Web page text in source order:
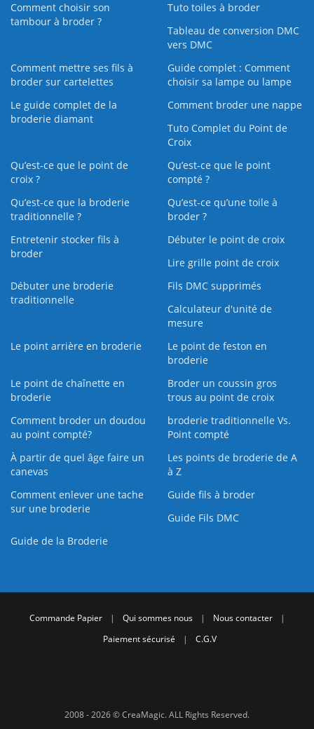
Comment choisir son
tambour à broder ?
Tuto toiles à broder
Tableau de conversion DMC
vers DMC
Comment mettre ses fils à
broder sur cartelettes
Guide complet : Comment
choisir sa lampe ou lampe
Le guide complet de la
broderie diamant
Comment broder une nappe
Tuto Complet du Point de
Croix
Qu’est-ce que le point de
croix ?
Qu’est-ce que le point
compté ?
Qu’est-ce que la broderie
traditionnelle ?
Qu’est‑ce qu’une toile à
broder ?
Entretenir stocker fils à
broder
Débuter le point de croix
Lire grille point de croix
Débuter une broderie
traditionnelle
Fils DMC supprimés
Calculateur d'unité de
mesure
Le point arrière en broderie
Le point de feston en
broderie
Le point de chaînette en
broderie
Broder un coussin gros
trous au point de croix
Comment broder un doudou
au point compté?
broderie traditionnelle Vs.
Point compté
À partir de quel âge faire un
canevas
Les points de broderie de A
à Z
Comment enlever une tache
sur une broderie
Guide fils à broder
Guide Fils DMC
Guide de la Broderie
Commande Papier | Qui sommes nous | Nous contacter
|
Paiement sécurisé
| C.G.V
2008 - 2026 © CreaMagic. ALL Rights Reserved.